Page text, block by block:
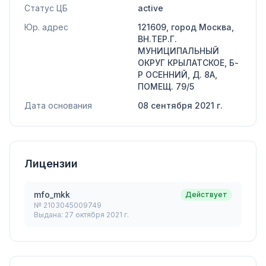
Статус ЦБ
active
Юр. адрес
121609, город Москва,
ВН.ТЕР.Г.
МУНИЦИПАЛЬНЫЙ
ОКРУГ КРЫЛАТСКОЕ, Б-
Р ОСЕННИЙ, Д. 8А,
ПОМЕЩ. 79/5
Дата основания
08 сентября 2021 г.
Лицензии
mfo_mkk
№ 2103045009749
Выдана: 27 октября 2021 г.
Действует